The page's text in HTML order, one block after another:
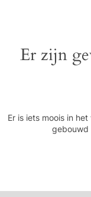
Er zijn
Er is iets moois in
gebouwd